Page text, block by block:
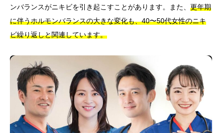
ンバランスがニキビを引き起こすことがあります。また、 更年期
に伴うホルモンバランスの大きな変化も、40〜50代女性のニキ
ビ繰り返しと関連しています。